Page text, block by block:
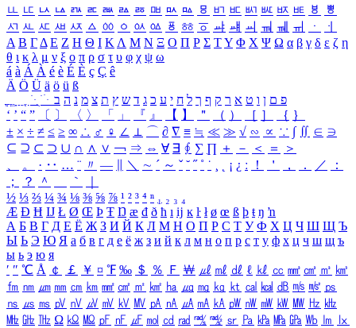
ㅥ ㅦ ㅧ ㅨ ㅩ ㅪ ㅫ ㅬ ㅭ ㅮ ㅯ ㅰ ㅱ ㅲ ㅳ ㅴ ㅵ ㅶ ㅷ ㅸ
ㅹ
ㅺ ㅻ ㅼ ㅽ ㅾ ㅿ ㆀ ㆁ ㆂ ㆃ ㆄ ㆅ ㆆ ㆇ ㆈ ㆉ ㆊ ㆋ ㆌ ㆍ
ㆎ
Α Β ΓΔ Ε Ζ Η Θ Ι ΚΛ Μ Ν Ξ Ο Π Ρ Σ ΤΥ Φ Χ Ψ Ω α β γ δ ε ζ η
θ ι κ λ μ ν ξ ο π ρ σ τ υ φ χ ψ ω
á à Á À é è É È ç Ç ê
Ä Ö Ü ä ö ü ß
ִֶֹ ֻּ ׁׂ פ ם ן ו ט א ר ק ף ך ל ח י ע כ ג ד ש ץ ת צ מ נ ה ב
‘ ’ “ ” 〔 〕 〈 〉 「 」 『 』 【 】 ＂ （ ） ［ ］ ｛ ｝
± × ÷ ≠ ≤ ≥ ∞ ∴ ♂ ♀ ∠ ⊥ ⌒ ∂ ∇ ≡ ≒ ≪ ≫ √ ∽ ∝ ∵ ∫ ∬ ∈ ∋
⊆ ⊇ ⊂ ⊃ ∪ ∩ ∧ ∨ ￢ ⇒ ⇔ ∀ ∃ ∮ ∑ ∏ ＋ － ＜ ＝
＞
、
。 · ‥ … ¨ 〃 ― ＼ ∼ ´ ～ ˇ ˘ ˝ ˚ ˙ ¸ ¡ ¿ ː ！ ＇ ， ． ／
：
；
？ ＾ ｀
½ ⅓ ⅔ ¼ ¾ ⅛ ⅜ ⅝ ⅞ ¹ ² ³ ⁴ ⁿ ₁ ₂ ₃ ₄
Æ Ð Ħ Ĳ Ł Ø Œ Þ Ŧ Ŋ æ đ ð ħ ı ĳ ĸ ŀ ł ø œ ß þ ŧ ŋ ŉ
А Б В Г Д Е Ё Ж З И Й К Л М Н О П Р С Т У Ф Х Ц Ч Ш Щ Ъ
Ы Ь Э Ю Я а б в г д е ё ж з и й к л м н о п р с т у ф х ц ч ш щ ъ
ы ь э ю я
′ ″ ℃ Å ￠ ￡ ￥ ¤ ℉ ‰ ＄ ％ Ｆ ￦ ㎕ ㎖ ㎗ ℓ ㎘ ㏄ ㎣ ㎤ ㎥ ㎦
㎙ ㎚ ㎛ ㎜ ㎝ ㎞ ㎟ ㎠ ㎡ ㎢ ㏊ ㎍ ㎎ ㎏ ㏏ ㎈ ㎉ ㏈ ㎧ ㎨ ㎰
㎱ ㎲ ㎳ ㎴ ㎵ ㎶ ㎷ ㎸ ㎹ ㎀ ㎁ ㎂ ㎃ ㎄ ㎺ ㎻ ㎽ ㎾ ㎿ ㎐ ㎑
㎒ ㎓ ㎔ Ω ㏀ ㏁ ㎊ ㎋ ㎌ ㏖ ㏅ ㎭ ㎮ ㎯ ㏛ ㎩ ㎪ ㎫ ㎬ ㏝ ㏐
㏓